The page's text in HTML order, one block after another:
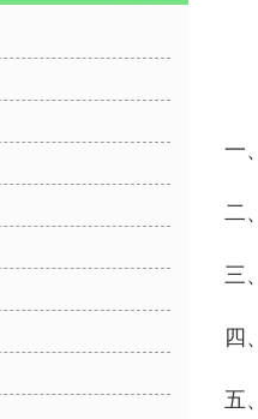
一
二
三
四
五